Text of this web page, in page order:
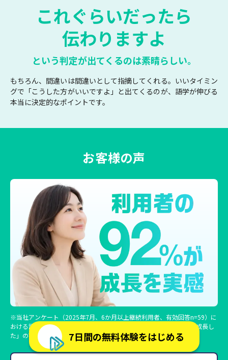
これぐらいだったら
伝わりますよ
という判定が出てくるのは素晴らしい。
もちろん、間違いは間違いとして指摘してくれる。いいタイミン
グで「こうした方がいいですよ」と出てくるのが、語学が伸びる
本当に決定的なポイントです。
お客様の声
※当社アンケート（2025年7月、6か月以上継続利用者、有効回答n=59）に
おける設問「スピーキング力の成長実感」への回答「成長した/やや成長し
た」の割合。効果には個人差があります。7日間の無料体験をはじめる